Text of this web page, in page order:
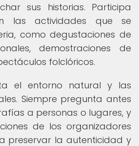
sus historias. Participa
las actividades que se
como degustaciones de
demostraciones de
folclóricos.
el entorno natural y las
Siempre pregunta antes
a personas o lugares, y
de los organizadores
preservar la autenticidad y